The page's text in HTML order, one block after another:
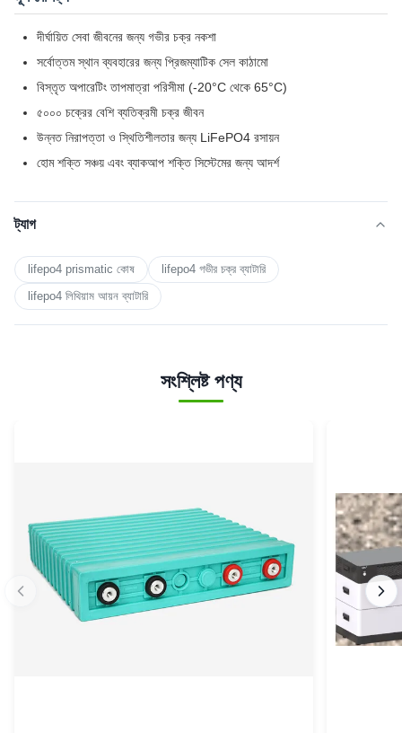
দীর্ঘায়িত সেবা জীবনের জন্য গভীর চক্র নকশা
সর্বোত্তম স্থান ব্যবহারের জন্য প্রিজম্যাটিক সেল কাঠামো
বিস্তৃত অপারেটিং তাপমাত্রা পরিসীমা (-20°C থেকে 65°C)
৫০০০ চক্রের বেশি ব্যতিক্রমী চক্র জীবন
উন্নত নিরাপত্তা ও স্থিতিশীলতার জন্য LiFePO4 রসায়ন
হোম শক্তি সঞ্চয় এবং ব্যাকআপ শক্তি সিস্টেমের জন্য আদর্শ
ট্যাগ
lifepo4 prismatic কোষ
lifepo4 গভীর চক্র ব্যাটারি
lifepo4 লিথিয়াম আয়ন ব্যাটারি
সংশ্লিষ্ট পণ্য